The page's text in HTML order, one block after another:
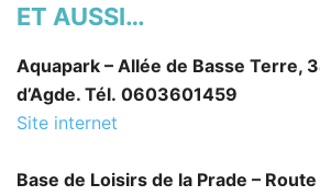
ET AUSSI…
Aquapark – Allée de Basse Terre,
d’Agde. Tél. 0603601459
Site internet
Base de Loisirs de la Prade –